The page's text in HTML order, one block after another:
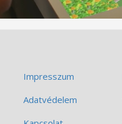
Impresszum
Adatvédelem